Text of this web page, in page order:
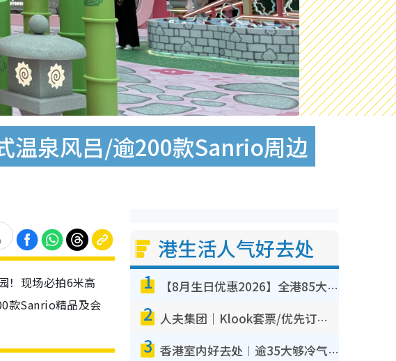
温泉风吕/逾200款Sanrio周边
！现场必拍6米高
款Sanrio精品及会
港生活人气好去处
1 【8月生日优惠2026】全港85大食买玩著数攻略 自助餐/火锅放题同行免费＋诚品/DONKI送现金券
2 人夫集团｜Klook套票/优先订票/公开售票抢票攻略！附票价.购票连结.场地座位表
3 香港室内好去处︱逾35大够冷气室内好去处推荐 室内活动免费避雨无惧下雨